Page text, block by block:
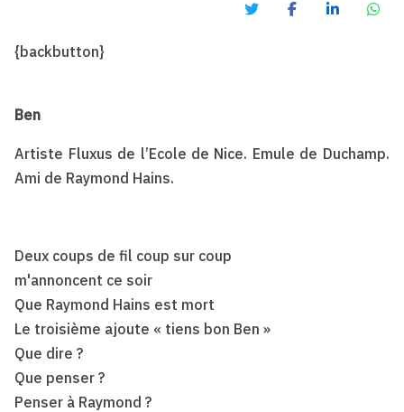
{backbutton}
Ben
Artiste Fluxus de l’Ecole de Nice. Emule de Duchamp.
Ami de Raymond Hains.
Deux coups de fil coup sur coup
m'annoncent ce soir
Que Raymond Hains est mort
Le troisième ajoute « tiens bon Ben »
Que dire ?
Que penser ?
Penser à Raymond ?